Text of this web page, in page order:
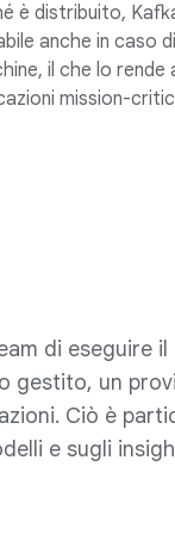
è distribuito,
anche in caso
il che lo rende
mission-
di eseguire il
gestito, un
Ciò è
e sugli